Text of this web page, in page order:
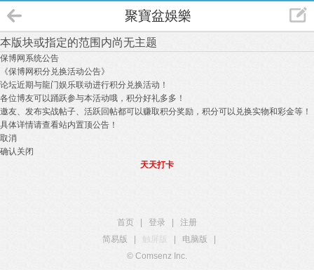
聚寶盆娛樂
本版块或指定的范围内尚无主题
保博网系统公告
《保博网积分兑换活动公告》
论坛近期与龍门娱乐联动进行积分兑换活动！
各位博友可以踊跃参与本活动哦，积分好礼多多！
邀友、发布实战帖子、活跃回帖都可以赚取积分奖励，积分可以兑换实物和彩金等！
具体详情请查看站内置顶公告！
取消
确认关闭
天天打卡
首页 登录
注册
简易版
触屏版 电脑版
© Comsenz Inc.